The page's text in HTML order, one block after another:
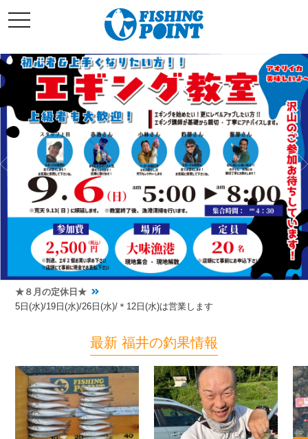
ン
ン
ツ
へ
ス
ッ
プ
t
o
l
e
a
t
★８月の定休日★
5日(水)/19日(水)/26日(水)/＊12日(水)は営業します
最新 福井の釣果情報